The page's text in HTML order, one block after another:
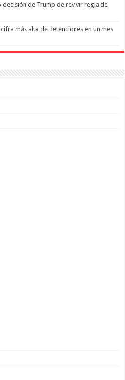
decisión de Trump de revivir regla de
más alta de detenciones en un mes